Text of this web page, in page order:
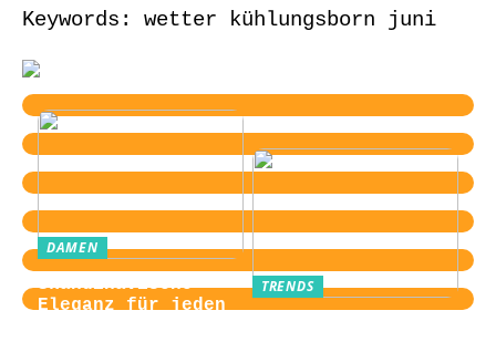
Keywords: wetter kühlungsborn juni
DAMEN
Skandinavische
Eleganz für jeden
TRENDS